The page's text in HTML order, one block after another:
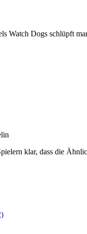
Watch Dogs schlüpft
klar, dass die